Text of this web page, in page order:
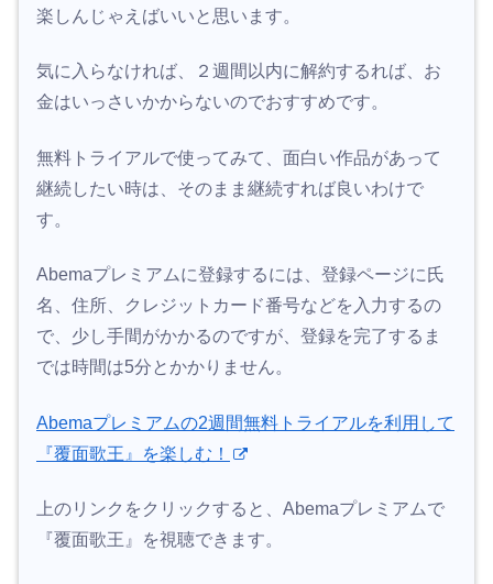
楽しんじゃえばいいと思います。
気に入らなければ、２週間以内に解約するれば、お
金はいっさいかからないのでおすすめです。
無料トライアルで使ってみて、面白い作品があって
継続したい時は、そのまま継続すれば良いわけで
す。
Abemaプレミアムに登録するには、登録ページに氏
名、住所、クレジットカード番号などを入力するの
で、少し手間がかかるのですが、登録を完了するま
では時間は5分とかかりません。
Abemaプレミアムの2週間無料トライアルを利用して
『覆面歌王』を楽しむ！
上のリンクをクリックすると、Abemaプレミアムで
『覆面歌王』を視聴できます。